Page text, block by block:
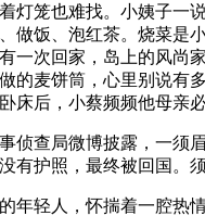
笼也难找。小姨子一说
做饭、泡红茶。烧菜是
一次回家，岛上的风尚
的麦饼筒，心里别说有
床后，小蔡频频他母亲
查局微博披露，一须眉
有护照，最终被回国。
轻人，怀揣着一腔热情